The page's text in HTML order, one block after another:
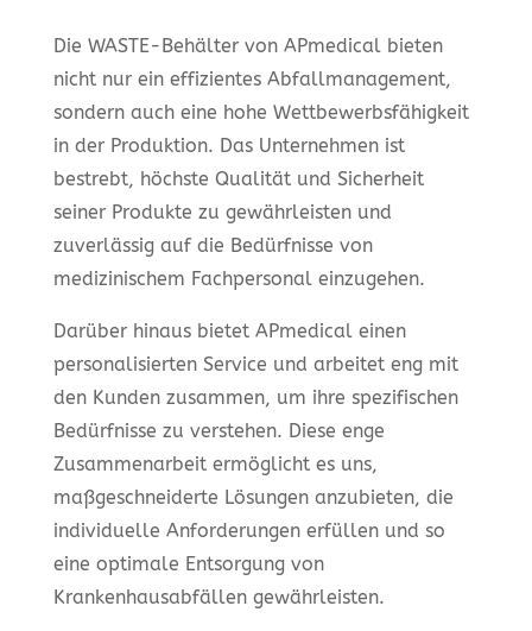
Die WASTE-Behälter von APmedical bieten
nicht nur ein effizientes Abfallmanagement,
sondern auch eine hohe Wettbewerbsfähigkeit
in der Produktion. Das Unternehmen ist
bestrebt, höchste Qualität und Sicherheit
seiner Produkte zu gewährleisten und
zuverlässig auf die Bedürfnisse von
medizinischem Fachpersonal einzugehen.
Darüber hinaus bietet APmedical einen
personalisierten Service und arbeitet eng mit
den Kunden zusammen, um ihre spezifischen
Bedürfnisse zu verstehen. Diese enge
Zusammenarbeit ermöglicht es uns,
maßgeschneiderte Lösungen anzubieten, die
individuelle Anforderungen erfüllen und so
eine optimale Entsorgung von
Krankenhausabfällen gewährleisten.